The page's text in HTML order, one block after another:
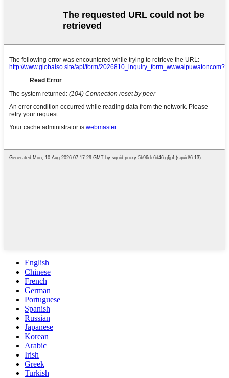
English
Chinese
French
German
Portuguese
Spanish
Russian
Japanese
Korean
Arabic
Irish
Greek
Turkish